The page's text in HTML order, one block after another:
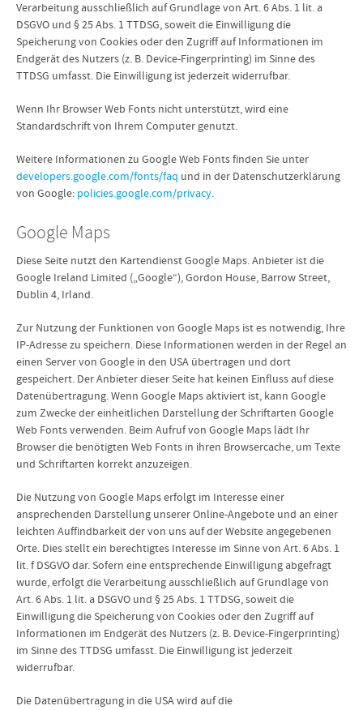
Verarbeitung ausschließlich auf Grundlage von Art. 6 Abs. 1 lit. a
DSGVO und § 25 Abs. 1 TTDSG, soweit die Einwilligung die
Speicherung von Cookies oder den Zugriff auf Informationen im
Endgerät des Nutzers (z. B. Device-Fingerprinting) im Sinne des
TTDSG umfasst. Die Einwilligung ist jederzeit widerrufbar.
Wenn Ihr Browser Web Fonts nicht unterstützt, wird eine
Standardschrift von Ihrem Computer genutzt.
Weitere Informationen zu Google Web Fonts finden Sie unter
developers.google.com/fonts/faq und in der Datenschutzerklärung
von Google: policies.google.com/privacy.
Google Maps
Diese Seite nutzt den Kartendienst Google Maps. Anbieter ist die
Google Ireland Limited („Google“), Gordon House, Barrow Street,
Dublin 4, Irland.
Zur Nutzung der Funktionen von Google Maps ist es notwendig, Ihre
IP-Adresse zu speichern. Diese Informationen werden in der Regel an
einen Server von Google in den USA übertragen und dort
gespeichert. Der Anbieter dieser Seite hat keinen Einfluss auf diese
Datenübertragung. Wenn Google Maps aktiviert ist, kann Google
zum Zwecke der einheitlichen Darstellung der Schriftarten Google
Web Fonts verwenden. Beim Aufruf von Google Maps lädt Ihr
Browser die benötigten Web Fonts in ihren Browsercache, um Texte
und Schriftarten korrekt anzuzeigen.
Die Nutzung von Google Maps erfolgt im Interesse einer
ansprechenden Darstellung unserer Online-Angebote und an einer
leichten Auffindbarkeit der von uns auf der Website angegebenen
Orte. Dies stellt ein berechtigtes Interesse im Sinne von Art. 6 Abs. 1
lit. f DSGVO dar. Sofern eine entsprechende Einwilligung abgefragt
wurde, erfolgt die Verarbeitung ausschließlich auf Grundlage von
Art. 6 Abs. 1 lit. a DSGVO und § 25 Abs. 1 TTDSG, soweit die
Einwilligung die Speicherung von Cookies oder den Zugriff auf
Informationen im Endgerät des Nutzers (z. B. Device-Fingerprinting)
im Sinne des TTDSG umfasst. Die Einwilligung ist jederzeit
widerrufbar.
Die Datenübertragung in die USA wird auf die